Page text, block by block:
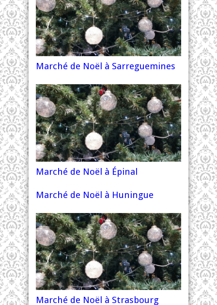
Marché de Noël à Sarreguemines
Marché de Noël à Épinal
Marché de Noël à Huningue
Marché de Noël à Strasbourg